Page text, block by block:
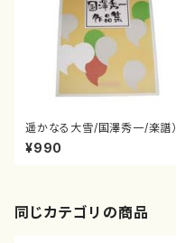
遥かなる大雪/国澤秀一/楽譜）
¥990
同じカテゴリの商品